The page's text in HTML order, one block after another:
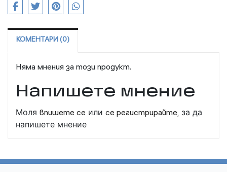
КОМЕНТАРИ (0)
Няма мнения за този продукт.
Напишете мнение
Моля впишете се или се регистрирайте, за да
напишете мнение